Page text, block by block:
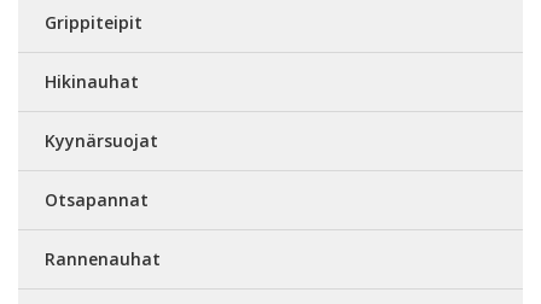
Grippiteipit
Hikinauhat
Kyynärsuojat
Otsapannat
Rannenauhat